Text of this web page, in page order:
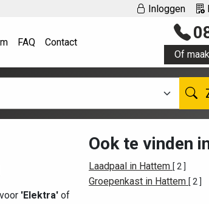
Inloggen
FAQ Contact
Of
'Elektra' of
Ook te vinden
Laadpaal in Hattem [ 2 ]
Groepenkast in Hattem [ 2 ]